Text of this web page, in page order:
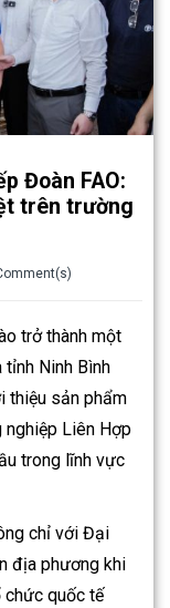
Đoàn FAO:
trên trường
trở thành một
Ninh Bình
thiệu sản phẩm
Liên Hợp
trong lĩnh vực
chỉ với Đại
địa phương khi
chức quốc tế